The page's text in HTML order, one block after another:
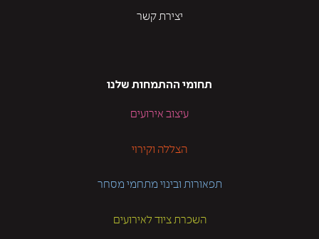
יצירת קשר
תחומי ההתמחות שלנו
עיצוב אירועים
הצללה וקירוי
תפאורות ובינוי מתחמי מסחר
השכרת ציוד לאירועים